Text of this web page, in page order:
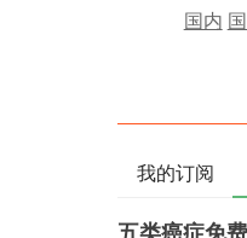
国内
我的订阅